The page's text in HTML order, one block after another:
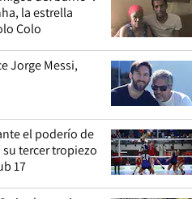
la estrella
Colo
Jorge Messi,
el poderío de
tercer tropiezo
17